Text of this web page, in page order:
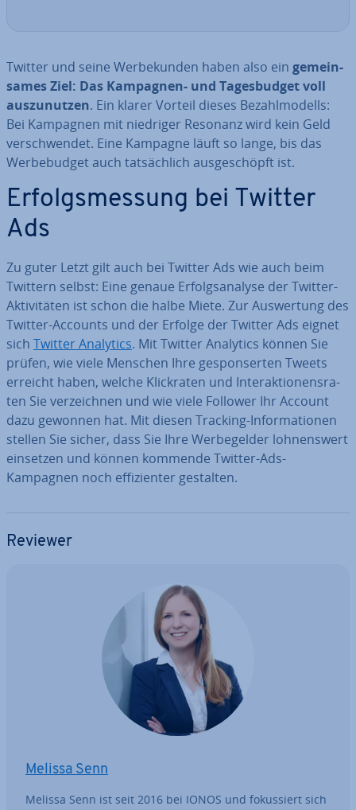
Twitter und seine Wer­be­kun­den haben also ein ge­mein­
sa­mes Ziel: Das Kampagnen- und Ta­ges­bud­get voll
aus­zu­nut­zen. Ein klarer Vorteil dieses Be­zahl­mo­dells:
Bei Kampagnen mit niedriger Resonanz wird kein Geld
ver­schwen­det. Eine Kampagne läuft so lange, bis das
Wer­be­bud­get auch tat­säch­lich aus­ge­schöpft ist.
Er­folgs­mes­sung bei Twitter
Ads
Zu guter Letzt gilt auch bei Twitter Ads wie auch beim
Twittern selbst: Eine genaue Er­folgs­ana­ly­se der Twitter-
Ak­ti­vi­tä­ten ist schon die halbe Miete. Zur Aus­wer­tung des
Twitter-Accounts und der Erfolge der Twitter Ads eignet
sich Twitter Analytics. Mit Twitter Analytics können Sie
prüfen, wie viele Menschen Ihre ge­spon­ser­ten Tweets
erreicht haben, welche Klick­ra­ten und In­ter­ak­tio­nen­sra­
ten Sie ver­zeich­nen und wie viele Follower Ihr Account
dazu gewonnen hat. Mit diesen Tracking-In­for­ma­tio­nen
stellen Sie sicher, dass Sie Ihre Wer­be­gel­der loh­nens­wert
einsetzen und können kommende Twitter-Ads-
Kampagnen noch ef­fi­zi­en­ter gestalten.
Reviewer
Melissa Senn
Melissa Senn ist seit 2016 bei IONOS und fo­kus­siert sich